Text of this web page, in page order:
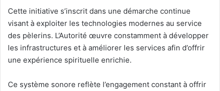
Cette initiative s’inscrit dans une démarche continue
visant à exploiter les technologies modernes au service
des pèlerins. L’Autorité œuvre constamment à développer
les infrastructures et à améliorer les services afin d’offrir
une expérience spirituelle enrichie.
Ce système sonore reflète l’engagement constant à offrir